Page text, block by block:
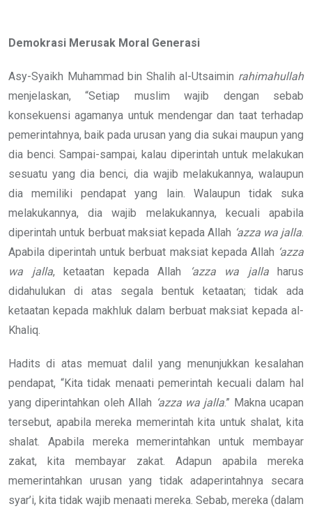
Demokrasi Merusak Moral Generasi
Asy-Syaikh Muhammad bin Shalih al-Utsaimin rahimahullah
menjelaskan, “Setiap muslim wajib dengan sebab
konsekuensi agamanya untuk mendengar dan taat terhadap
pemerintahnya, baik pada urusan yang dia sukai maupun yang
dia benci. Sampai-sampai, kalau diperintah untuk melakukan
sesuatu yang dia benci, dia wajib melakukannya, walaupun
dia memiliki pendapat yang lain. Walaupun tidak suka
melakukannya, dia wajib melakukannya, kecuali apabila
diperintah untuk berbuat maksiat kepada Allah ‘azza wa jalla.
Apabila diperintah untuk berbuat maksiat kepada Allah ‘azza
wa jalla, ketaatan kepada Allah ‘azza wa jallaharus
didahulukan di atas segala bentuk ketaatan; tidak ada
ketaatan kepada makhluk dalam berbuat maksiat kepada al-
Khaliq.
Hadits di atas memuat dalil yang menunjukkan kesalahan
pendapat, “Kita tidak menaati pemerintah kecuali dalam hal
yang diperintahkan oleh Allah ‘azza wa jalla.” Makna ucapan
tersebut, apabila mereka memerintah kita untuk shalat, kita
shalat. Apabila mereka memerintahkan untuk membayar
zakat, kita membayar zakat. Adapun apabila mereka
memerintahkan urusan yang tidak adaperintahnya secara
syar’i, kita tidak wajib menaati mereka. Sebab, mereka (dalam